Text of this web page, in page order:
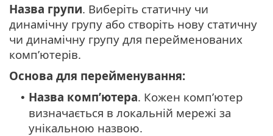
Назва групи. Виберіть статичну чи
динамічну групу або створіть нову статичну
чи динамічну групу для перейменованих
комп’ютерів.
Основа для перейменування:
• Назва комп’ютера. Кожен комп’ютер
визначається в локальній мережі за
унікальною назвою.